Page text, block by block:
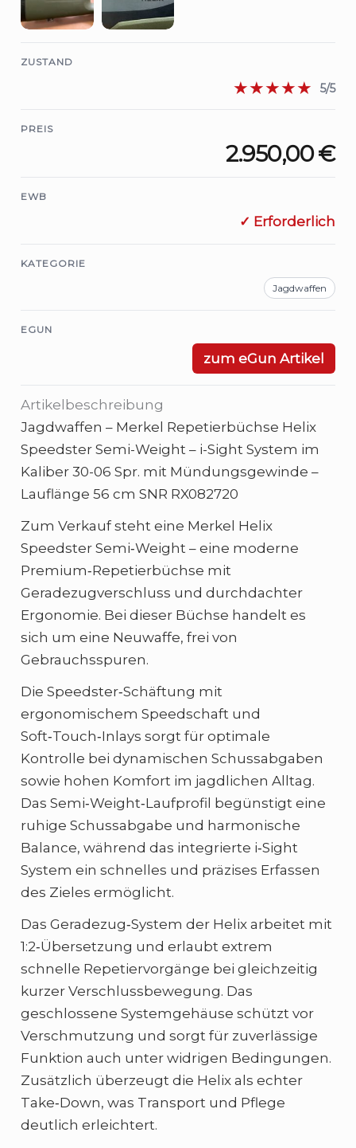
ZUSTAND
★★★★★ 5/5
PREIS
2.950,00 €
EWB
✓ Erforderlich
KATEGORIE
Jagdwaffen
EGUN
zum eGun Artikel
Artikelbeschreibung
Jagdwaffen – Merkel Repetierbüchse Helix
Speedster Semi-Weight – i-Sight System im
Kaliber 30-06 Spr. mit Mündungsgewinde –
Lauflänge 56 cm SNR RX082720
Zum Verkauf steht eine Merkel Helix
Speedster Semi‑Weight – eine moderne
Premium‑Repetierbüchse mit
Geradezugverschluss und durchdachter
Ergonomie. Bei dieser Büchse handelt es
sich um eine Neuwaffe, frei von
Gebrauchsspuren.
Die Speedster‑Schäftung mit
ergonomischem Speedschaft und
Soft‑Touch‑Inlays sorgt für optimale
Kontrolle bei dynamischen Schussabgaben
sowie hohen Komfort im jagdlichen Alltag.
Das Semi‑Weight‑Laufprofil begünstigt eine
ruhige Schussabgabe und harmonische
Balance, während das integrierte i‑Sight
System ein schnelles und präzises Erfassen
des Zieles ermöglicht.
Das Geradezug‑System der Helix arbeitet mit
1:2‑Übersetzung und erlaubt extrem
schnelle Repetiervorgänge bei gleichzeitig
kurzer Verschlussbewegung. Das
geschlossene Systemgehäuse schützt vor
Verschmutzung und sorgt für zuverlässige
Funktion auch unter widrigen Bedingungen.
Zusätzlich überzeugt die Helix als echter
Take‑Down, was Transport und Pflege
deutlich erleichtert.